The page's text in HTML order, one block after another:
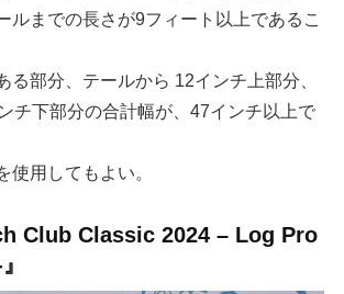
ルまでの⻑さが9フィート以上であるこ
る部分、テールから 12インチ上部分、
チ下部分の合計幅が、47インチ以上で
使用してもよい。
Club Classic 2024 – Log Pro